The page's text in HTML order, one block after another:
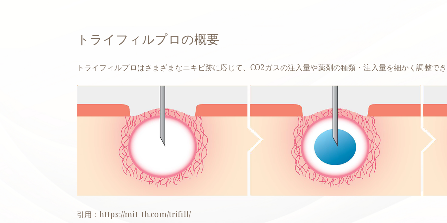
トライフィルプロの概要
トライフィルプロはさまざまなニキビ跡に応じて、CO2ガスの注入量や薬剤の種類・注入量を細かく調整で
引用：https://mit-th.com/trifill/